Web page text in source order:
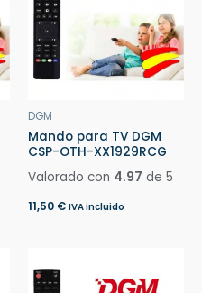
DGM
Mando para TV DGM
CSP-OTH-XX1929RCG
Valorado con 4.97 de 5
11,50 € IVA incluido